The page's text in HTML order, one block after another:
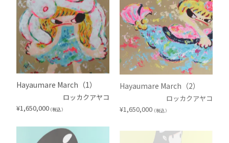
Hayaumare March（1）
ロッカクアヤコ
¥1,650,000 （税込）
Hayaumare March（2）
ロッカクアヤコ
¥1,650,000 （税込）